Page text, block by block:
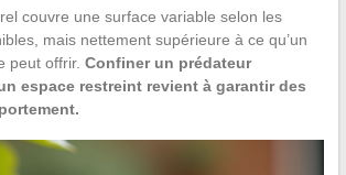
couvre une surface variable selon les
mais nettement supérieure à ce qu’un
peut offrir. Confiner un prédateur
espace restreint revient à garantir des